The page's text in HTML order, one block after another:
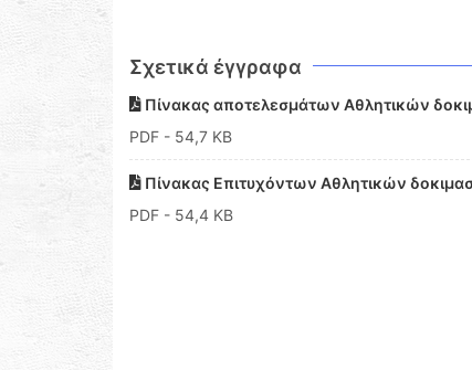
Σχετικά έγγραφα
Πίνακας αποτελεσμάτων Αθλητικών
PDF - 54,7 KB
Πίνακας Επιτυχόντων Αθλητικών
PDF - 54,4 KB